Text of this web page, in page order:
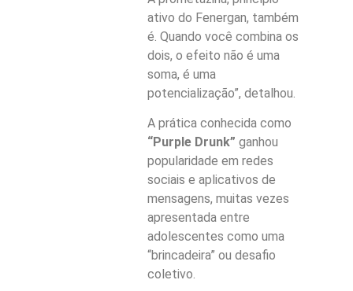
ativo do Fenergan, também
é. Quando você combina os
dois, o efeito não é uma
soma, é uma
potencialização”, detalhou.
A prática conhecida como
“Purple Drunk” ganhou
popularidade em redes
sociais e aplicativos de
mensagens, muitas vezes
apresentada entre
adolescentes como uma
“brincadeira” ou desafio
coletivo.